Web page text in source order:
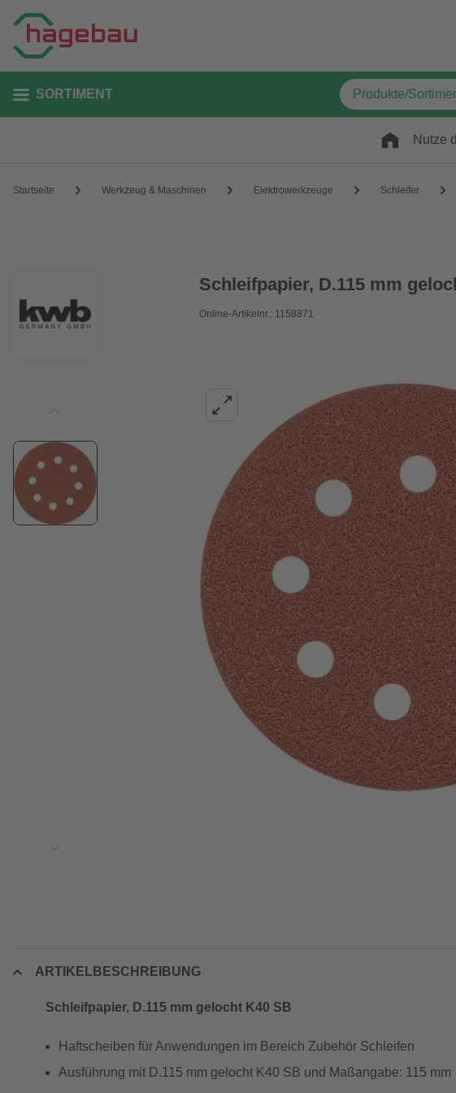
SORTIMENT
Nutze
Startseite Werkzeug & Maschinen Elektrowerkzeuge Schleifer
Schleifpapier, D.115 mm
Online-Artikelnr.: 1158871
ARTIKELBESCHREIBUNG
Schleifpapier, D.115 mm gelocht K40 SB
Haftscheiben für Anwendungen im Bereich Zubehör Schleifen
Ausführung mit D.115 mm gelocht K40 SB und Maßangabe: 115 mm